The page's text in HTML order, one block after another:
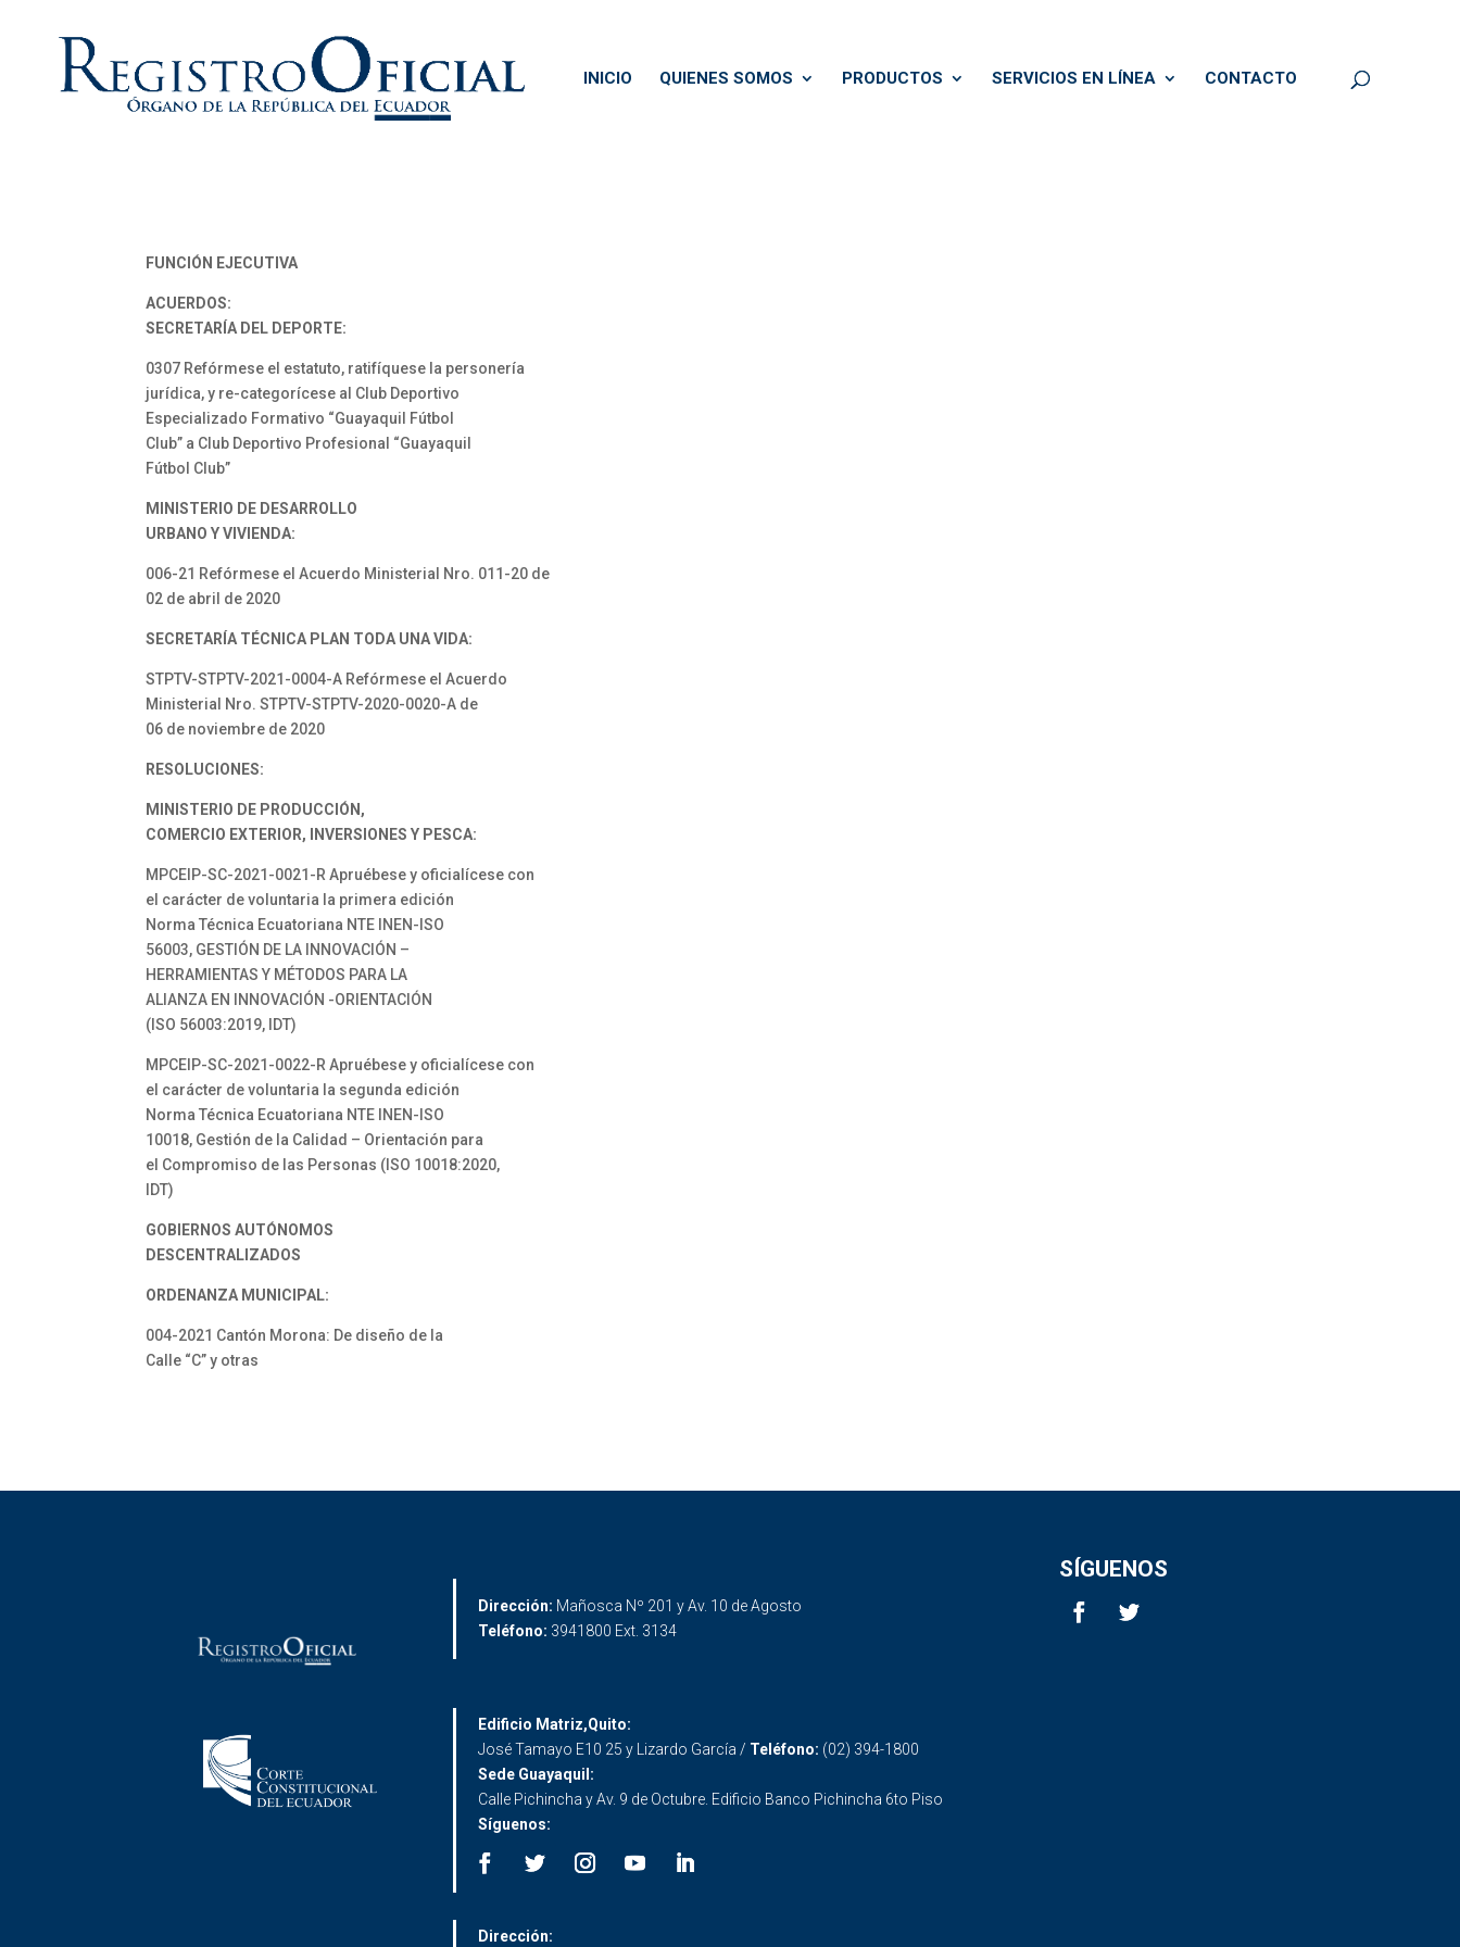
INICIO QUIENES SOMOS PRODUCTOS SERVICIOS EN LÍNEA CONTACTO
FUNCIÓN EJECUTIVA
ACUERDOS:
SECRETARÍA DEL DEPORTE:
0307 Refórmese el estatuto, ratifíquese la personería
jurídica, y re-categorícese al Club Deportivo
Especializado Formativo “Guayaquil Fútbol
Club” a Club Deportivo Profesional “Guayaquil
Fútbol Club”
MINISTERIO DE DESARROLLO
URBANO Y VIVIENDA:
006-21 Refórmese el Acuerdo Ministerial Nro. 011-20 de
02 de abril de 2020
SECRETARÍA TÉCNICA PLAN TODA UNA VIDA:
STPTV-STPTV-2021-0004-A Refórmese el Acuerdo
Ministerial Nro. STPTV-STPTV-2020-0020-A de
06 de noviembre de 2020
RESOLUCIONES:
MINISTERIO DE PRODUCCIÓN,
COMERCIO EXTERIOR, INVERSIONES Y PESCA:
MPCEIP-SC-2021-0021-R Apruébese y oficialícese con
el carácter de voluntaria la primera edición
Norma Técnica Ecuatoriana NTE INEN-ISO
56003, GESTIÓN DE LA INNOVACIÓN –
HERRAMIENTAS Y MÉTODOS PARA LA
ALIANZA EN INNOVACIÓN -ORIENTACIÓN
(ISO 56003:2019, IDT)
MPCEIP-SC-2021-0022-R Apruébese y oficialícese con
el carácter de voluntaria la segunda edición
Norma Técnica Ecuatoriana NTE INEN-ISO
10018, Gestión de la Calidad – Orientación para
el Compromiso de las Personas (ISO 10018:2020,
IDT)
GOBIERNOS AUTÓNOMOS
DESCENTRALIZADOS
ORDENANZA MUNICIPAL:
004-2021 Cantón Morona: De diseño de la
Calle “C” y otras
Dirección: Mañosca Nº 201 y Av. 10 de Agosto
Teléfono: 3941800 Ext. 3134
SÍGUENOS
Edificio Matriz,Quito:
José Tamayo E10 25 y Lizardo García / Teléfono: (02) 394-1800
Sede Guayaquil:
Calle Pichincha y Av. 9 de Octubre. Edificio Banco Pichincha 6to Piso
Síguenos:
Dirección: